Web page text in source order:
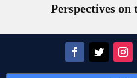
Perspectives